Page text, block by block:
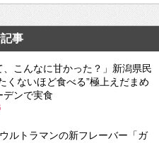
事
、こんなに甘かった？」新潟県民
くないほど食べる”極上えだまめ
デンで実食
ルトラマンの新フレーバー「ガ